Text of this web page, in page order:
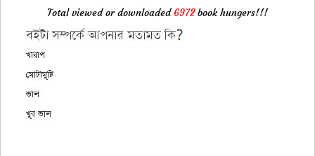
Total viewed or downloaded 6972book hungers!!!